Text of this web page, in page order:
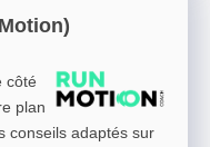
côté
plan
conseils adaptés sur